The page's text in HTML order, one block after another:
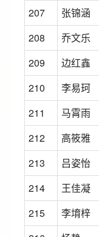
207
张锦涵
208
乔文乐
209
边红鑫
210
李易珂
211
马霄雨
212
高筱雅
213
吕姿怡
214
王佳凝
215
李堉梓